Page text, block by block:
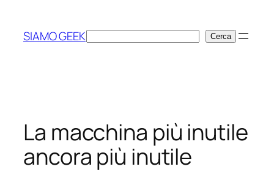
contenuto
SIAMO GEEKCerca Cerca
La macchina più inutile
ancora più inutile